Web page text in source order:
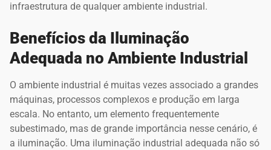
infraestrutura de qualquer ambiente industrial.
Benefícios da Iluminação
Adequada no Ambiente Industrial
O ambiente industrial é muitas vezes associado a grandes
máquinas, processos complexos e produção em larga
escala. No entanto, um elemento frequentemente
subestimado, mas de grande importância nesse cenário, é
a iluminação. Uma iluminação industrial adequada não só